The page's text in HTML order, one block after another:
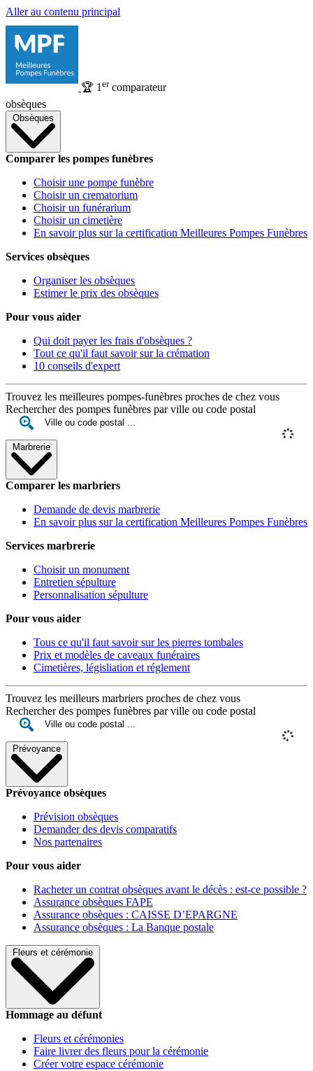
Aller au contenu principal
🏆 1 ercomparateur
obsèques
Obsèques
Comparer les pompes funèbres
Choisir une pompe funèbre
Choisir un crematorium
Choisir un funérarium
Choisir un cimetière
En savoir plus sur la certification Meilleures Pompes Funèbres
Services obsèques
Organiser les obsèques
Estimer le prix des obsèques
Pour vous aider
Qui doit payer les frais d'obsèques ?
Tout ce qu'il faut savoir sur la crémation
10 conseils d'expert
Trouvez les meilleures pompes-funèbres proches de chez vous
Rechercher des pompes funèbres par ville ou code postal
Marbrerie
Comparer les marbriers
Demande de devis marbrerie
En savoir plus sur la certification Meilleures Pompes Funèbres
Services marbrerie
Choisir un monument
Entretien sépulture
Personnalisation sépulture
Pour vous aider
Tous ce qu'il faut savoir sur les pierres tombales
Prix et modèles de caveaux funéraires
Cimetières, législiation et réglement
Trouvez les meilleurs marbriers proches de chez vous
Rechercher des pompes funèbres par ville ou code postal
Prévoyance
Prévoyance obsèques
Prévision obsèques
Demander des devis comparatifs
Nos partenaires
Pour vous aider
Racheter un contrat obsèques avant le décès : est-ce possible ?
Assurance obsèques FAPE
Assurance obsèques : CAISSE D’EPARGNE
Assurance obsèques : La Banque postale
Fleurs et cérémonie
Hommage au défunt
Fleurs et cérémonies
Faire livrer des fleurs pour la cérémonie
Créer votre espace cérémonie